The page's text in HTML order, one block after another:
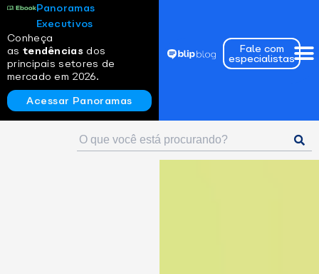
Panoramas
Executivos
Conheça
as tendências dos
principais setores de
mercado em 2026.
Acessar Panoramas
Fale com
especialistas